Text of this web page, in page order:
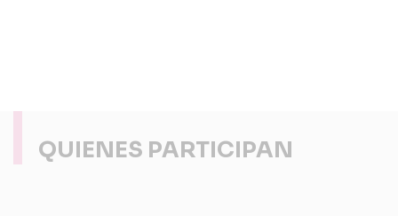
QUIENES PARTICIPAN